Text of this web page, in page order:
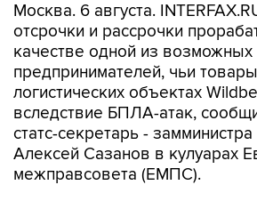
Москва. 6 августа.
отсрочки и рассрочки
качестве одной из
предпринимателей, чьи
логистических объектах
вследствие БПЛА-атак,
статс-секретарь -
Алексей Сазанов в кулуарах
межправсовета (ЕМПС).